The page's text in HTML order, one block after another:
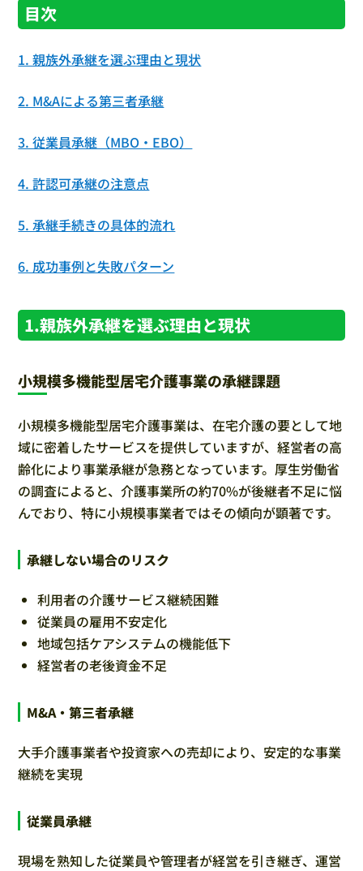
目次
1. 親族外承継を選ぶ理由と現状
2. M&Aによる第三者承継
3. 従業員承継（MBO・EBO）
4. 許認可承継の注意点
5. 承継手続きの具体的流れ
6. 成功事例と失敗パターン
1.親族外承継を選ぶ理由と現状
小規模多機能型居宅介護事業の承継課題
小規模多機能型居宅介護事業は、在宅介護の要として地
域に密着したサービスを提供していますが、経営者の高
齢化により事業承継が急務となっています。厚生労働省
の調査によると、介護事業所の約70%が後継者不足に悩
んでおり、特に小規模事業者ではその傾向が顕著です。
承継しない場合のリスク
利用者の介護サービス継続困難
従業員の雇用不安定化
地域包括ケアシステムの機能低下
経営者の老後資金不足
M&A・第三者承継
大手介護事業者や投資家への売却により、安定的な事業
継続を実現
従業員承継
現場を熟知した従業員や管理者が経営を引き継ぎ、運営